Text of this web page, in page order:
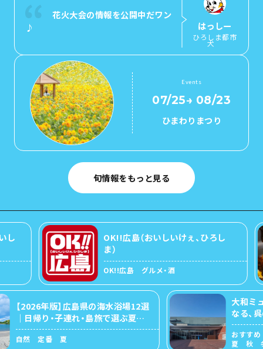
よくあるご質問
フォトダウンロード
関連リンク
花火大会の情報を公開中だワン
♪
はっしー
ひろしま都市
犬
Events
07/25→ 08/23
ひまわりまつり
旬情報をもっと見る
OK!!広島（おいしいけぇ、ひろし
ま）
OK!!広島 グルメ・酒
2026年版】広島県の海水浴場12選
日帰り・子連れ・島旅で選ぶ夏の
ーチガイド
然 定番 夏
大和ミュー
なる、呉の
おすすめ 歴
夏 秋 冬